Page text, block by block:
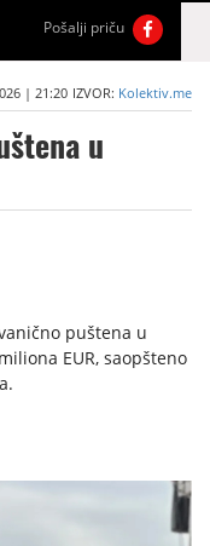
Pošalji priču
| 21:20 IZVOR: Kolektiv.me
u
puštena u
EUR, saopšteno